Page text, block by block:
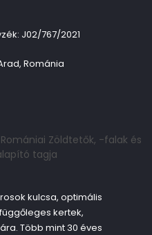
J02/767/2021
Románia
kulcsa, optimális
kertek,
Több mint 30 éves